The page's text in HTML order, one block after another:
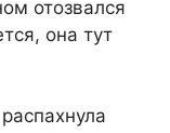
отозвался
она тут